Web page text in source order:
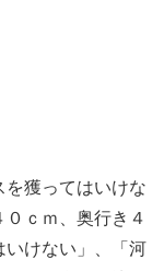
獲ってはいけな
ｃｍ、奥行き４
いけない」、「河